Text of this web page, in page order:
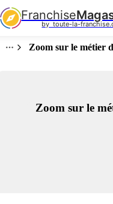
Franchise
by  toute-la-
Zoom sur le métier
Zoom sur le